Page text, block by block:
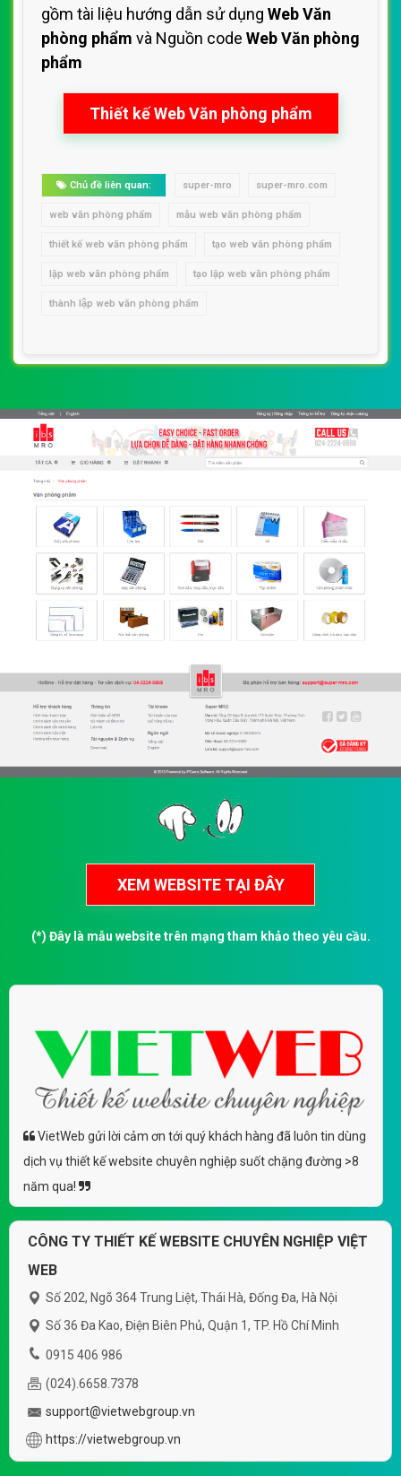
gồm tài liệu hướng dẫn sử dụng Web Văn
phòng phẩm và Nguồn code Web Văn phòng
phẩm
Thiết kế Web Văn phòng phẩm
Chủ đề liên quan: super-mro super-mro.com
web văn phòng phẩm mẫu web văn phòng phẩm
thiết kế web văn phòng phẩm tạo web văn phòng phẩm
lập web văn phòng phẩm tạo lập web văn phòng phẩm
thành lập web văn phòng phẩm
(*) Đây là mẫu website trên mạng tham khảo theo yêu cầu.
VietWeb gửi lời cảm ơn tới quý khách hàng đã luôn tin dùng
dịch vụ thiết kế website chuyên nghiệp suốt chặng đường >8
năm qua!
CÔNG TY THIẾT KẾ WEBSITE CHUYÊN NGHIỆP VIỆT
WEB
Số 202, Ngõ 364 Trung Liệt, Thái Hà, Đống Đa, Hà Nội
Số 36 Đa Kao, Điện Biên Phủ, Quận 1, TP. Hồ Chí Minh
0915 406 986
(024).6658.7378
support@vietwebgroup.vn
https://vietwebgroup.vn